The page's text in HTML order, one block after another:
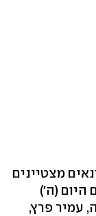
זו השנה ה-11 לעיתונאים מצטיינים
היום (ה')
עמיר פרץ,